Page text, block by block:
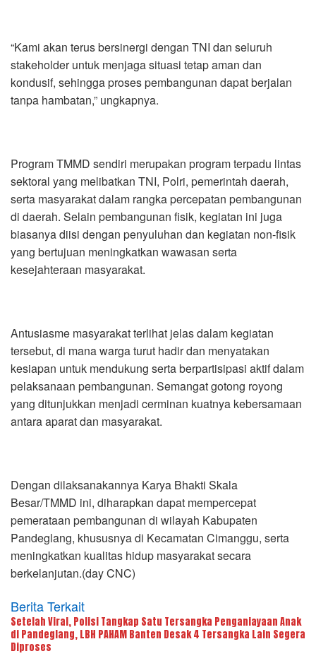
“Kami akan terus bersinergi dengan TNI dan seluruh
stakeholder untuk menjaga situasi tetap aman dan
kondusif, sehingga proses pembangunan dapat berjalan
tanpa hambatan,” ungkapnya.
Program TMMD sendiri merupakan program terpadu lintas
sektoral yang melibatkan TNI, Polri, pemerintah daerah,
serta masyarakat dalam rangka percepatan pembangunan
di daerah. Selain pembangunan fisik, kegiatan ini juga
biasanya diisi dengan penyuluhan dan kegiatan non-fisik
yang bertujuan meningkatkan wawasan serta
kesejahteraan masyarakat.
Antusiasme masyarakat terlihat jelas dalam kegiatan
tersebut, di mana warga turut hadir dan menyatakan
kesiapan untuk mendukung serta berpartisipasi aktif dalam
pelaksanaan pembangunan. Semangat gotong royong
yang ditunjukkan menjadi cerminan kuatnya kebersamaan
antara aparat dan masyarakat.
Dengan dilaksanakannya Karya Bhakti Skala
Besar/TMMD ini, diharapkan dapat mempercepat
pemerataan pembangunan di wilayah Kabupaten
Pandeglang, khususnya di Kecamatan Cimanggu, serta
meningkatkan kualitas hidup masyarakat secara
berkelanjutan.(day CNC)
Berita Terkait
Setelah Viral, Polisi Tangkap Satu Tersangka Penganiayaan Anak
di Pandeglang, LBH PAHAM Banten Desak 4 Tersangka Lain Segera
Diproses